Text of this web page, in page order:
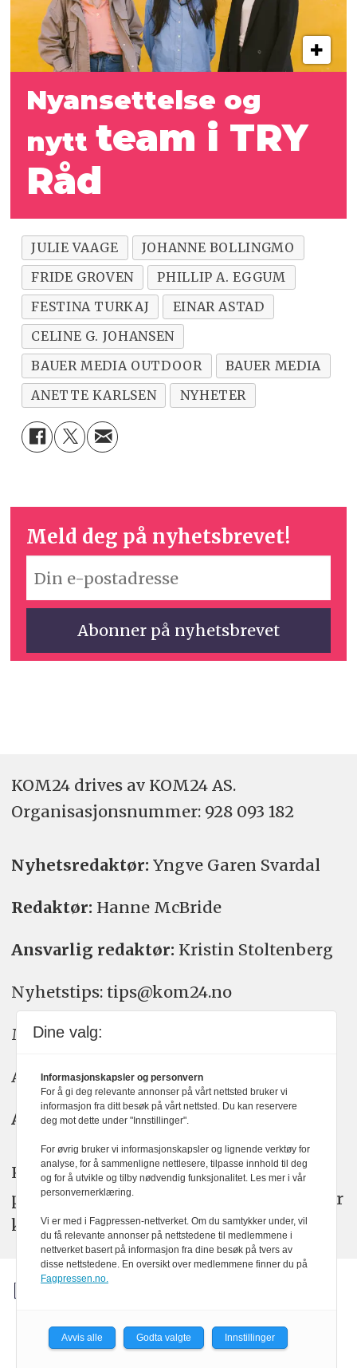
Nyansettelse og
nyttteam i TRY
Råd
JULIE VAAGE
JOHANNE BOLLINGMO
FRIDE GROVEN
PHILLIP A. EGGUM
FESTINA TURKAJ
EINAR ASTAD
CELINE G. JOHANSEN
BAUER MEDIA OUTDOOR
BAUER MEDIA
ANETTE KARLSEN
NYHETER
Meld deg på nyhetsbrevet!
KOM24 drives av KOM24 AS.
Organisasjons­nummer: 928 093 182
Nyhetsredaktør: Yngve Garen Svardal
Redaktør: Hanne McBride
Ansvarlig redaktør: Kristin Stoltenberg
Nyhetstips: tips@kom24.no
Meninger: meninger@kom24.no
Annonse: annonse@watchmedia.no
Abonnement:kom24@watchmedia.no
KOM24 arbeider etter Vær Varsom-
plakatens regler for god presseskikk. Her
kan du lese mer omPFUsarbeid.
Dine valg:
Informasjonskapsler og personvern
For å gi deg relevante annonser på vårt nettsted bruker vi
informasjon fra ditt besøk på vårt nettsted. Du kan reservere
deg mot dette under "Innstillinger".
For øvrig bruker vi informasjonskapsler og lignende verktøy for
analyse, for å sammenligne nettlesere, tilpasse innhold til deg
og for å utvikle og tilby nødvendig funksjonalitet. Les mer i vår
personvernerklæring.
Vi er med i Fagpressen-nettverket. Om du samtykker under, vil
du få relevante annonser på nettstedene til medlemmene i
nettverket basert på informasjon fra dine besøk på tvers av
disse nettstedene. En oversikt over medlemmene finner du på
Fagpressen.no.
Avvis alle Godta valgte Innstillinger